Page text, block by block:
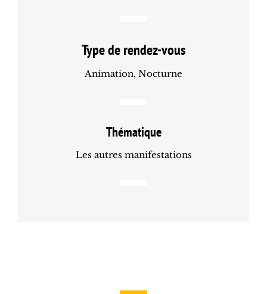
Type de rendez-vous
Animation, Nocturne
Thématique
Les autres manifestations